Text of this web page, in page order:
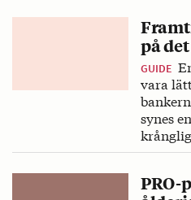
på
GUIDE
vara
synes
PRO-